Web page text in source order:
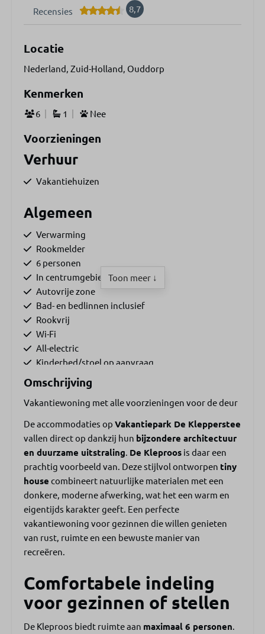
Recensies 8,7
Locatie
Nederland, Zuid-Holland, Ouddorp
Kenmerken
6 1 Nee
Voorzieningen
Verhuur
Vakantiehuizen
Algemeen
Verwarming
Rookmelder
6 personen
In centrumgebied
Autovrije zone
Bad- en bedlinnen inclusief
Rookvrij
Wi-Fi
All-electric
Kinderbed/stoel op aanvraag
Woonruimte
Eetbank
Eettafel
Geen televisie
Keuken
Keuken
Kookplaat
Bestek
Drinkglazen
Waterkoker
Diepvries
Vaatwasser
Toon meer ↓
Omschrijving
Vakantiewoning met alle voorzieningen voor de deur
De accommodaties op Vakantiepark De Klepperstee
vallen direct op dankzij hun bijzondere architectuur
en duurzame uitstraling. De Kleproos is daar een
prachtig voorbeeld van. Deze stijlvol ontworpen tiny
house combineert natuurlijke materialen met een
donkere, moderne afwerking, wat het een warm en
eigentijds karakter geeft. Een perfecte
vakantiewoning voor gezinnen die willen genieten
van rust, ruimte en een bewuste manier van
recreëren.
Comfortabele indeling
voor gezinnen of stellen
De Kleproos biedt ruimte aan maximaal 6 personen.